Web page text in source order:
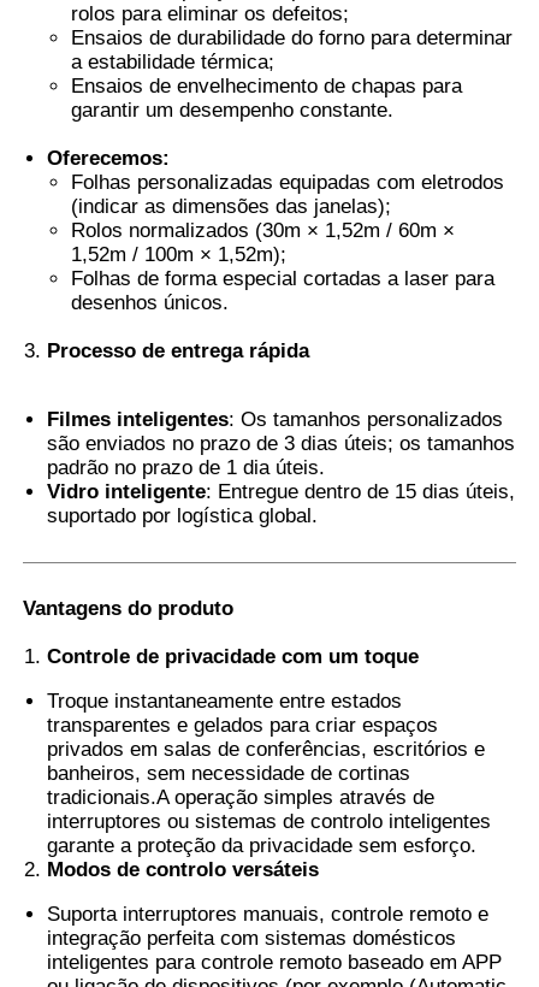
Filme PVB Termocrômico
rolos para eliminar os defeitos;
Ensaios de durabilidade do forno para determinar
a estabilidade térmica;
Ensaios de envelhecimento de chapas para
garantir um desempenho constante.
Oferecemos:
Folhas personalizadas equipadas com eletrodos
(indicar as dimensões das janelas);
Rolos normalizados (30m × 1,52m / 60m ×
1,52m / 100m × 1,52m);
Folhas de forma especial cortadas a laser para
desenhos únicos.
Processo de entrega rápida
Filmes inteligentes: Os tamanhos personalizados
são enviados no prazo de 3 dias úteis; os tamanhos
padrão no prazo de 1 dia úteis.
Vidro inteligente: Entregue dentro de 15 dias úteis,
suportado por logística global.
Vantagens do produto
Controle de privacidade com um toque
Troque instantaneamente entre estados
transparentes e gelados para criar espaços
privados em salas de conferências, escritórios e
banheiros, sem necessidade de cortinas
tradicionais.A operação simples através de
interruptores ou sistemas de controlo inteligentes
garante a proteção da privacidade sem esforço.
Modos de controlo versáteis
Suporta interruptores manuais, controle remoto e
integração perfeita com sistemas domésticos
inteligentes para controle remoto baseado em APP